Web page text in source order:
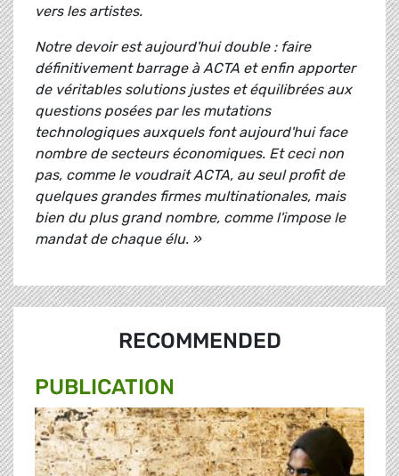
vers les artistes.
Notre devoir est aujourd'hui double : faire
définitivement barrage à ACTA et enfin apporter
de véritables solutions justes et équilibrées aux
questions posées par les mutations
technologiques auxquels font aujourd'hui face
nombre de secteurs économiques. Et ceci non
pas, comme le voudrait ACTA, au seul profit de
quelques grandes firmes multinationales, mais
bien du plus grand nombre, comme l'impose le
mandat de chaque élu. »
RECOMMENDED
PUBLICATION